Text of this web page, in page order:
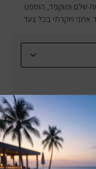
שלם ומוקפד, הוספנו
אתני ויוקרתי בכל צעד.